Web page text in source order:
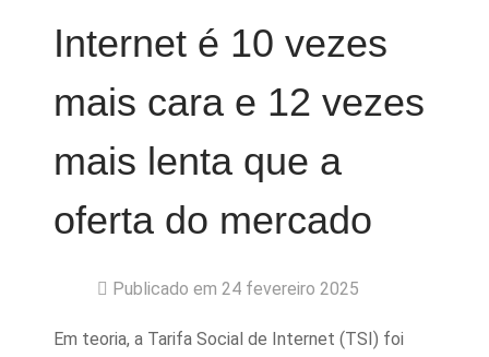
Internet é 10 vezes
mais cara e 12 vezes
mais lenta que a
oferta do mercado
Publicado em 24 fevereiro 2025
Em teoria, a Tarifa Social de Internet (TSI) foi